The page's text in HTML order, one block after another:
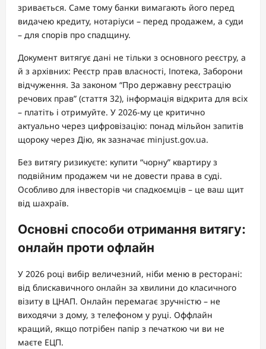
зривається. Саме тому банки вимагають його перед
видачею кредиту, нотаріуси – перед продажем, а суди
– для спорів про спадщину.
Документ витягує дані не тільки з основного реєстру, а
й з архівних: Реєстр прав власності, Іпотека, Заборони
відчуження. За законом “Про державну реєстрацію
речових прав” (стаття 32), інформація відкрита для всіх
– платіть і отримуйте. У 2026-му це критично
актуально через цифровізацію: понад мільйон запитів
щороку через Дію, як зазначає minjust.gov.ua.
Без витягу ризикуєте: купити “чорну” квартиру з
подвійним продажем чи не довести права в суді.
Особливо для інвесторів чи спадкоємців – це ваш щит
від шахраїв.
Основні способи отримання витягу:
онлайн проти офлайн
У 2026 році вибір величезний, ніби меню в ресторані:
від блискавичного онлайн за хвилини до класичного
візиту в ЦНАП. Онлайн перемагає зручністю – не
виходячи з дому, з телефоном у руці. Оффлайн
кращий, якщо потрібен папір з печаткою чи ви не
маєте ЕЦП.